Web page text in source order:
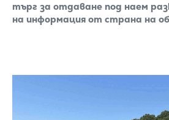
търг за отдаване под наем
на информация от страна на